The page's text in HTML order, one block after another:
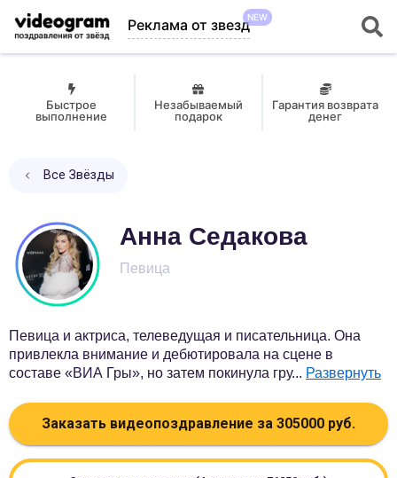
Реклама от звездNEW
Быстрое
выполнение
Незабываемый
подарок
Гарантия возврата
денег
Все Звёзды
Анна Седакова
Певица
Певица и актриса, телеведущая и писательница. Она
привлекла внимание и дебютировала на сцене в
составе «ВИА Гры», но затем покинула гру... Развернуть
Заказать видеопоздравление за 305000 руб.